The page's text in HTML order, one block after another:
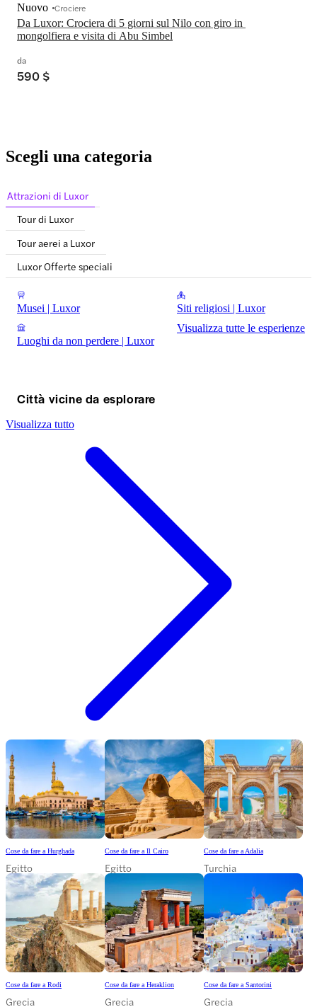
Da Luxor: Crociera di 5 giorni sul Nilo con giro in
mongolfiera e visita di Abu Simbel
Nuovo Crociere
da
590 $
Scegli una categoria
Attrazioni di Luxor
Tour di Luxor
Tour aerei a Luxor
Luxor Offerte speciali
Musei | Luxor Siti religiosi | Luxor
Luoghi da non perdere | Luxor
Visualizza tutte le esperienze
Città vicine da esplorare
Visualizza tutto
Cose da fare a Hurghada
Egitto
Cose da fare a Il Cairo
Egitto
Cose da fare a Adalia
Turchia
Cose da fare a Rodi
Grecia
Cose da fare a Heraklion
Grecia
Cose da fare a Santorini
Grecia